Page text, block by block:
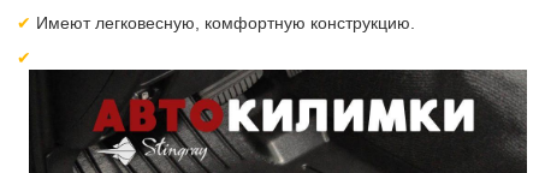
Имеют легковесную, комфортную конструкцию.